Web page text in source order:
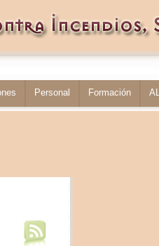
Personal Formación